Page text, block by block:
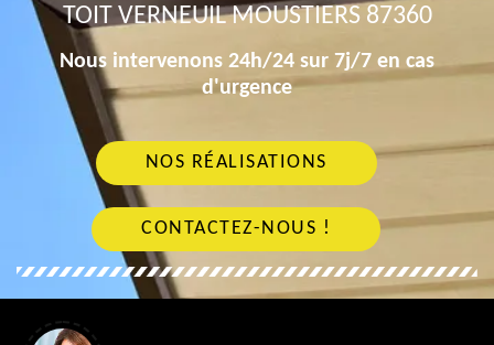
TOIT VERNEUIL MOUSTIERS 87360
Nous intervenons 24h/24 sur 7j/7 en cas
d'urgence
NOS RÉALISATIONS
CONTACTEZ-NOUS !